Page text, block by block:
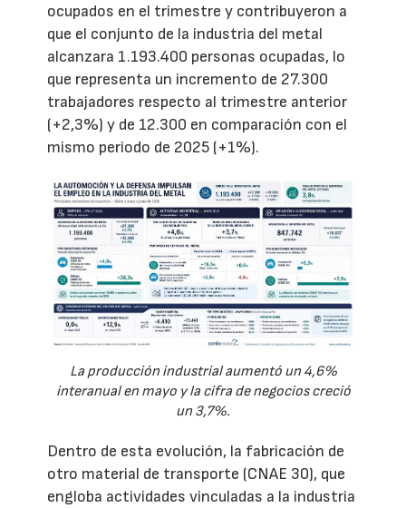
ocupados en el trimestre y contribuyeron a
que el conjunto de la industria del metal
alcanzara 1.193.400 personas ocupadas, lo
que representa un incremento de 27.300
trabajadores respecto al trimestre anterior
(+2,3%) y de 12.300 en comparación con el
mismo periodo de 2025 (+1%).
La producción industrial aumentó un 4,6%
interanual en mayo y la cifra de negocios creció
un 3,7%.
Dentro de esta evolución, la fabricación de
otro material de transporte (CNAE 30), que
engloba actividades vinculadas a la industria